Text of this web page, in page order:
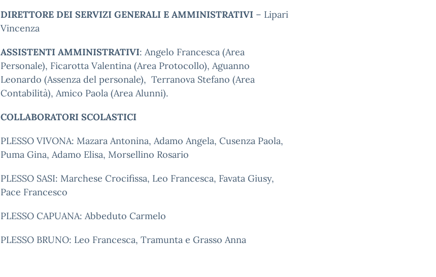
DIRETTORE DEI SERVIZI GENERALI E AMMINISTRATIVI – Lipari
Vincenza
ASSISTENTI AMMINISTRATIVI: Angelo Francesca (Area
Personale), Ficarotta Valentina (Area Protocollo), Aguanno
Leonardo (Assenza del personale), Terranova Stefano (Area
Contabilità), Amico Paola (Area Alunni).
COLLABORATORI SCOLASTICI
PLESSO VIVONA: Mazara Antonina, Adamo Angela, Cusenza Paola,
Puma Gina, Adamo Elisa, Morsellino Rosario
PLESSO SASI: Marchese Crocifissa, Leo Francesca, Favata Giusy,
Pace Francesco
PLESSO CAPUANA: Abbeduto Carmelo
PLESSO BRUNO: Leo Francesca, Tramunta e Grasso Anna